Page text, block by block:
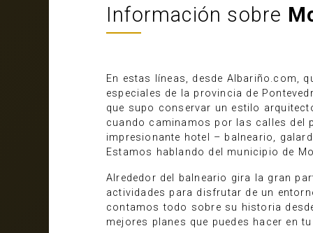
Información sobre
En estas líneas, desde Albariño.com,
especiales de la provincia de
que supo conservar un estilo
cuando caminamos por las calles del
impresionante hotel – balneario,
Estamos hablando del municipio de
Alrededor del balneario gira la gran
actividades para disfrutar de un
contamos todo sobre su historia
mejores planes que puedes hacer en